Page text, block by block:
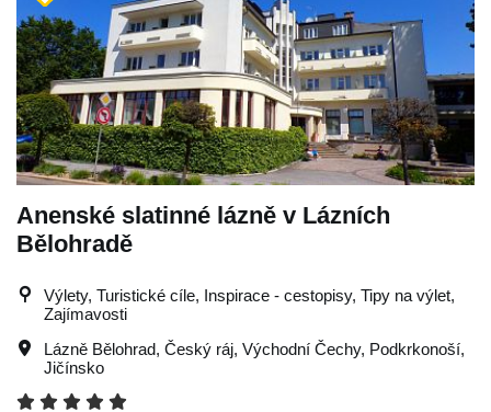
Anenské slatinné lázně v Lázních
Bělohradě
Výlety, Turistické cíle, Inspirace - cestopisy, Tipy na výlet,
Zajímavosti
Lázně Bělohrad, Český ráj, Východní Čechy, Podkrkonoší,
Jičínsko